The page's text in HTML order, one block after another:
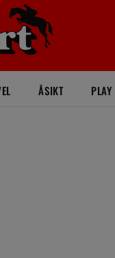
ÅSIKT PLAY